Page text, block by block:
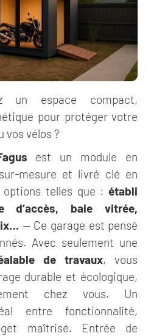
un espace compact,
pour protéger votre
vos vélos ?
est un module en
mesure et livré clé en
options telles que :établi
d’accès, baie vitrée,
— Ce garage est pensé
Avec seulement une
de travaux, vous
durable et écologique,
chez vous. Un
entre fonctionnalité,
maîtrisé. Entrée de